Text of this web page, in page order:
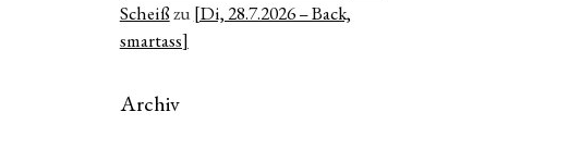
Scheißzu [Di, 28.7.2026 – Back,
smartass]
Archiv